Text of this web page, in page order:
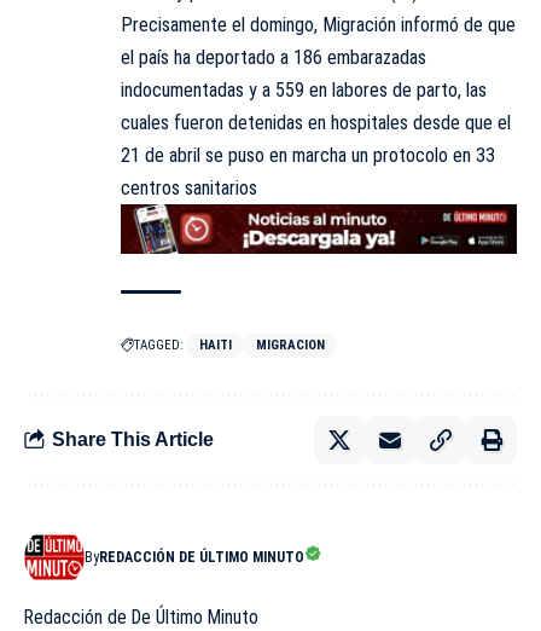
Precisamente el domingo, Migración informó de que
el país ha deportado a 186 embarazadas
indocumentadas y a 559 en labores de parto, las
cuales fueron detenidas en hospitales desde que el
21 de abril se puso en marcha un protocolo en 33
centros sanitarios
TAGGED: HAITI MIGRACION
Share This Article
ByREDACCIÓN DE ÚLTIMO MINUTO
Redacción de De Último Minuto